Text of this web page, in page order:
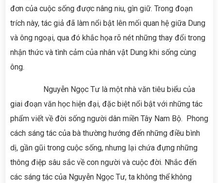
đơn của cuộc sống được nâng niu, gìn giữ. Trong đoạn
trích này, tác giả đã làm nổi bật lên mối quan hệ giữa Dung
và ông ngoại, qua đó khắc họa rõ nét những thay đổi trong
nhận thức và tình cảm của nhân vật Dung khi sống cùng
ông.
Nguyễn Ngọc Tư là một nhà văn tiêu biểu của
giai đoạn văn học hiện đại, đặc biệt nổi bật với những tác
phẩm viết về đời sống người dân miền Tây Nam Bộ. Phong
cách sáng tác của bà thường hướng đến những điều bình
dị, gần gũi trong cuộc sống, nhưng lại chứa đựng những
thông điệp sâu sắc về con người và cuộc đời. Nhắc đến
các sáng tác của Nguyễn Ngọc Tư, ta không thể không